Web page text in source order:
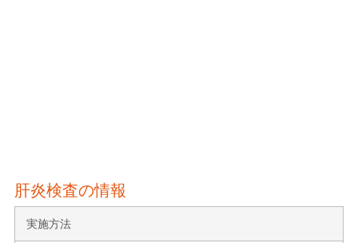
肝炎検査の情報
実施方法